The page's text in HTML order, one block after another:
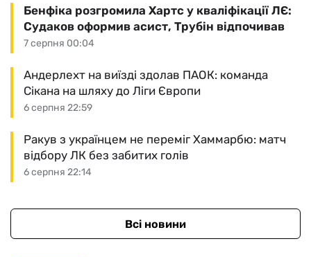
7 серпня 00:04
Бенфіка розгромила Хартс у кваліфікації ЛЄ:
Судаков оформив асист, Трубін відпочивав
6 серпня 22:59
Андерлехт на виїзді здолав ПАОК: команда
Сікана на шляху до Ліги Європи
6 серпня 22:14
Ракув з українцем не переміг Хаммарбю: матч
відбору ЛК без забитих голів
Всі новини